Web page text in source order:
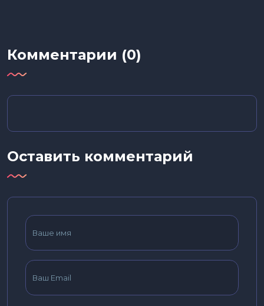
Комментарии (0)
Оставить комментарий